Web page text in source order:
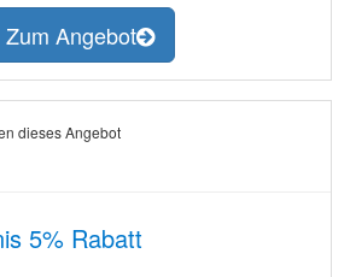
Zum Angebot
dieses Angebot
5% Rabatt